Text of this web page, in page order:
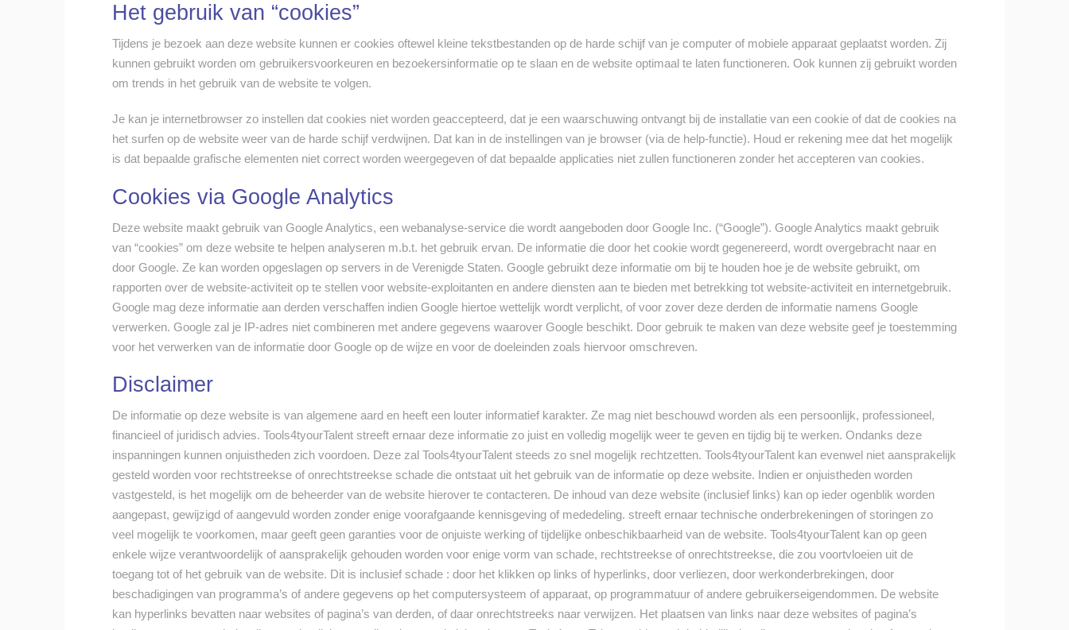
Het gebruik van “cookies”
Tijdens je bezoek aan deze website kunnen er cookies oftewel kleine tekstbestanden op de harde schijf van je computer of mobiele apparaat geplaatst worden. Zij
kunnen gebruikt worden om gebruikersvoorkeuren en bezoekersinformatie op te slaan en de website optimaal te laten functioneren. Ook kunnen zij gebruikt worden
om trends in het gebruik van de website te volgen.
Je kan je internetbrowser zo instellen dat cookies niet worden geaccepteerd, dat je een waarschuwing ontvangt bij de installatie van een cookie of dat de cookies na
het surfen op de website weer van de harde schijf verdwijnen. Dat kan in de instellingen van je browser (via de help-functie). Houd er rekening mee dat het mogelijk
is dat bepaalde grafische elementen niet correct worden weergegeven of dat bepaalde applicaties niet zullen functioneren zonder het accepteren van cookies.
Cookies via Google Analytics
Deze website maakt gebruik van Google Analytics, een webanalyse-service die wordt aangeboden door Google Inc. (“Google”). Google Analytics maakt gebruik
van “cookies” om deze website te helpen analyseren m.b.t. het gebruik ervan. De informatie die door het cookie wordt gegenereerd, wordt overgebracht naar en
door Google. Ze kan worden opgeslagen op servers in de Verenigde Staten. Google gebruikt deze informatie om bij te houden hoe je de website gebruikt, om
rapporten over de website-activiteit op te stellen voor website-exploitanten en andere diensten aan te bieden met betrekking tot website-activiteit en internetgebruik.
Google mag deze informatie aan derden verschaffen indien Google hiertoe wettelijk wordt verplicht, of voor zover deze derden de informatie namens Google
verwerken. Google zal je IP-adres niet combineren met andere gegevens waarover Google beschikt. Door gebruik te maken van deze website geef je toestemming
voor het verwerken van de informatie door Google op de wijze en voor de doeleinden zoals hiervoor omschreven.
Disclaimer
De informatie op deze website is van algemene aard en heeft een louter informatief karakter. Ze mag niet beschouwd worden als een persoonlijk, professioneel,
financieel of juridisch advies. Tools4tyourTalent streeft ernaar deze informatie zo juist en volledig mogelijk weer te geven en tijdig bij te werken. Ondanks deze
inspanningen kunnen onjuistheden zich voordoen. Deze zal Tools4tyourTalent steeds zo snel mogelijk rechtzetten. Tools4tyourTalent kan evenwel niet aansprakelijk
gesteld worden voor rechtstreekse of onrechtstreekse schade die ontstaat uit het gebruik van de informatie op deze website. Indien er onjuistheden worden
vastgesteld, is het mogelijk om de beheerder van de website hierover te contacteren. De inhoud van deze website (inclusief links) kan op ieder ogenblik worden
aangepast, gewijzigd of aangevuld worden zonder enige voorafgaande kennisgeving of mededeling. streeft ernaar technische onderbrekeningen of storingen zo
veel mogelijk te voorkomen, maar geeft geen garanties voor de onjuiste werking of tijdelijke onbeschikbaarheid van de website. Tools4tyourTalent kan op geen
enkele wijze verantwoordelijk of aansprakelijk gehouden worden voor enige vorm van schade, rechtstreekse of onrechtstreekse, die zou voortvloeien uit de
toegang tot of het gebruik van de website. Dit is inclusief schade : door het klikken op links of hyperlinks, door verliezen, door werkonderbrekingen, door
beschadigingen van programma’s of andere gegevens op het computersysteem of apparaat, op programmatuur of andere gebruikerseigendommen. De website
kan hyperlinks bevatten naar websites of pagina’s van derden, of daar onrechtstreeks naar verwijzen. Het plaatsen van links naar deze websites of pagina’s